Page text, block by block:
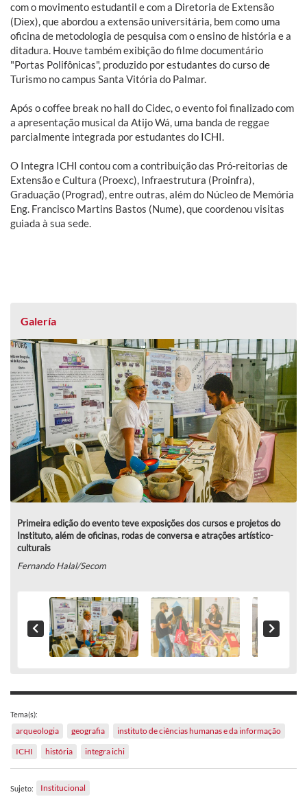
com o movimento estudantil e com a Diretoria de Extensão
(Diex), que abordou a extensão universitária, bem como uma
oficina de metodologia de pesquisa com o ensino de história e a
ditadura. Houve também exibição do filme documentário
"Portas Polifônicas", produzido por estudantes do curso de
Turismo no campus Santa Vitória do Palmar.
Após o coffee break no hall do Cidec, o evento foi finalizado com
a apresentação musical da Atijo Wá, uma banda de reggae
parcialmente integrada por estudantes do ICHI.
O Integra ICHI contou com a contribuição das Pró-reitorias de
Extensão e Cultura (Proexc), Infraestrutura (Proinfra),
Graduação (Prograd), entre outras, além do Núcleo de Memória
Eng. Francisco Martins Bastos (Nume), que coordenou visitas
guiada à sua sede.
Galería
Primeira edição do evento teve exposições dos cursos e projetos do
Instituto, além de oficinas, rodas de conversa e atrações artístico-
culturais
Fernando Halal/Secom
Tema(s):
arqueologia geografia
instituto de ciências humanas e da informação
ICHI
história integra ichi
Sujeto: Institucional